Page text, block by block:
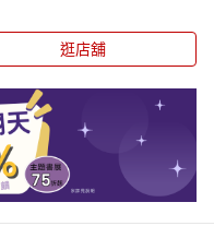
逛店舖